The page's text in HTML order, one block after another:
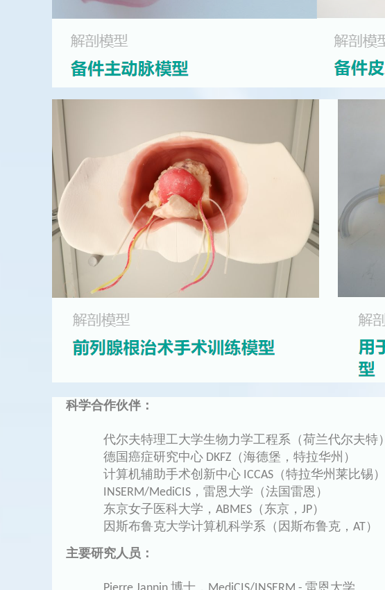
科学合作伙伴：
代尔夫特理工大学生物力学工程系（荷兰代尔夫特）
德国癌症研究中心 DKFZ（海德堡，特拉华州）
计算机辅助手术创新中心 ICCAS（特拉华州莱比锡）
INSERM/MediCIS，雷恩大学（法国雷恩）
东京女子医科大学，ABMES（东京，JP）
因斯布鲁克大学计算机科学系（因斯布鲁克，AT）
主要研究人员：